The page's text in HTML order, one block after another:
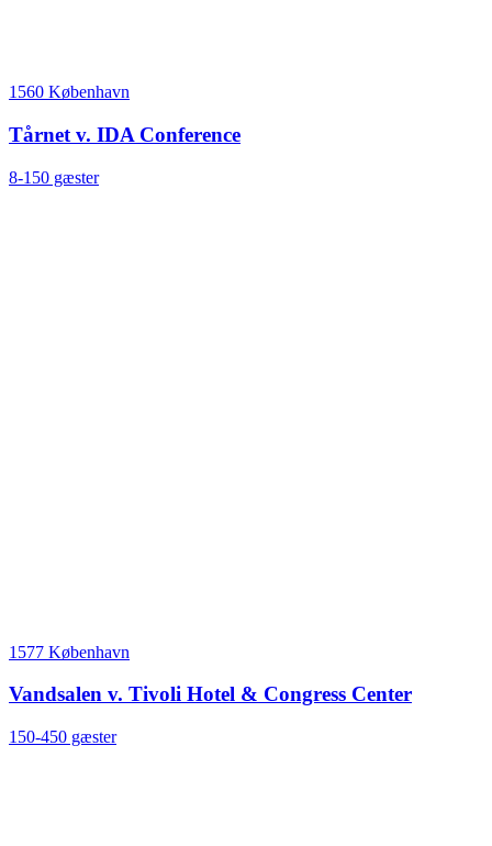
1560 København
Tårnet v. IDA Conference
8-150 gæster
1577 København
Vandsalen v. Tivoli Hotel & Congress Center
150-450 gæster